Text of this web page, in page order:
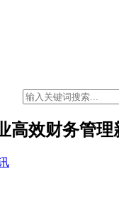
高效财务管理